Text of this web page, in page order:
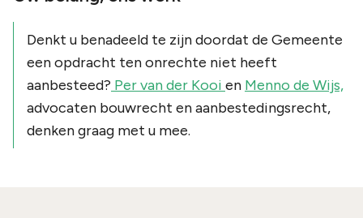
Denkt u benadeeld te zijn doordat de Gemeente
een opdracht ten onrechte niet heeft
aanbesteed? Per van der Kooi en Menno de Wijs,
advocaten bouwrecht en aanbestedingsrecht,
denken graag met u mee.